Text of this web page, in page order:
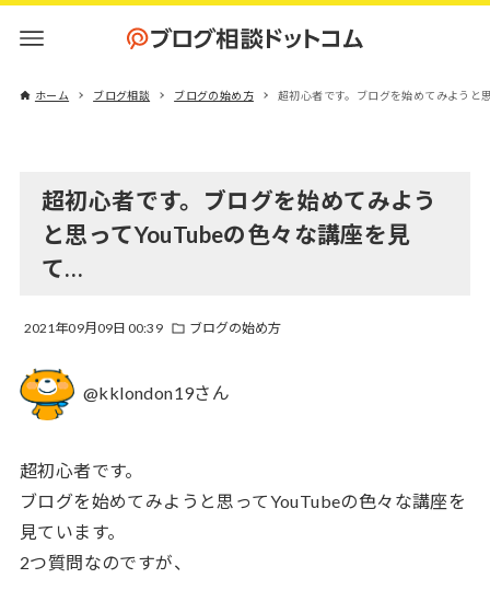
ホーム ブログ相談 ブログの始め方 超初心者です。ブログを始めてみようと
超初心者です。ブログを始めてみよう
と思ってYouTubeの色々な講座を見
て…
2021年09月09日 00:39 ブログの始め方
@kklondon19さん
超初心者です。
ブログを始めてみようと思ってYouTubeの色々な講座を
見ています。
2つ質問なのですが、